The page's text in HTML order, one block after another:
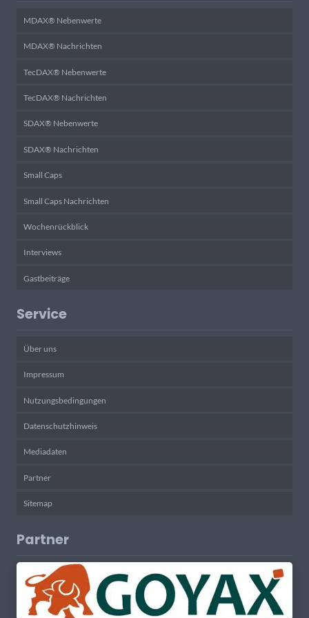
MDAX® Nebenwerte
MDAX® Nachrichten
TecDAX® Nebenwerte
TecDAX® Nachrichten
SDAX® Nebenwerte
SDAX® Nachrichten
Small Caps
Small Caps Nachrichten
Wochenrückblick
Interviews
Gastbeiträge
Service
Über uns
Impressum
Nutzungsbedingungen
Datenschutzhinweis
Mediadaten
Partner
Sitemap
Partner